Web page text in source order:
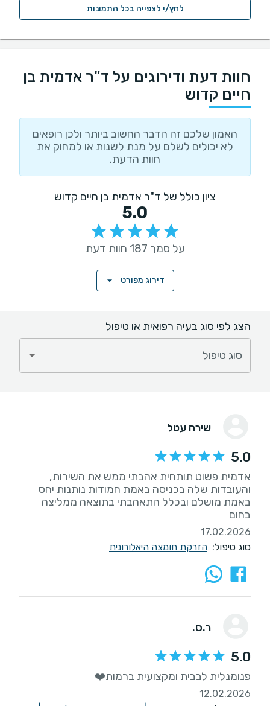
לחץ/י לצפייה בכל התמונות
חוות דעת ודירוגים על ד"ר אדמית בן
חיים קדוש
האמון שלכם זה הדבר החשוב ביותר ולכן רופאים
לא יכולים לשלם על מנת לשנות או למחוק את
חוות הדעת.
ציון כולל של ד"ר אדמית בן חיים קדוש
5.0
על סמך 187 חוות דעת
דירוג מפורט
הצג לפי סוג בעיה רפואית או טיפול
סוג טיפול
שירה עטל
5.0
אדמית פשוט תותחית אהבתי ממש את השירות,
והעובדות שלה בכניסה באמת חמודות נותנות יחס
באמת מושלם ובכלל התאהבתי בתוצאה ממליצה
בחום
17.02.2026
סוג טיפול: הזרקת חומצה היאלורונית
ר.ס.
5.0
פנומנלית לבבית ומקצועית ברמות❤️
12.02.2026